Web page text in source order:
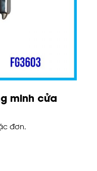
minh cửa
đơn.